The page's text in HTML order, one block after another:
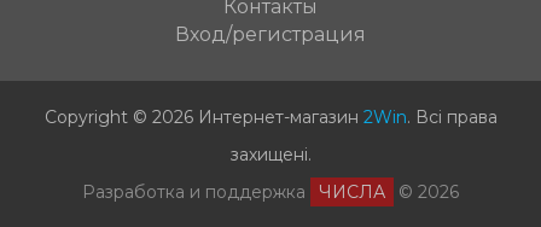
Контакты
Вход/регистрация
Copyright © 2026 Интернет-магазин 2Win. Всі права
захищені.
Разработка и поддержка
ЧИСЛА © 2026